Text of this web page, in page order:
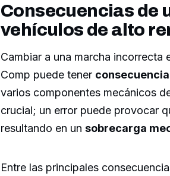
Consecuencias de
vehículos de alto
Cambiar a una marcha
Comp puede tener
varios componentes mecánicos
crucial; un error puede provocar
resultando en un sobrecarga
Entre las principales